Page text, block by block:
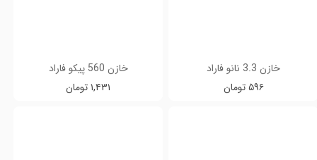
خازن 3.3 نانو فاراد
۵۹۶ تومان
خازن 560 پیکو فاراد
۱,۴۳۱ تومان